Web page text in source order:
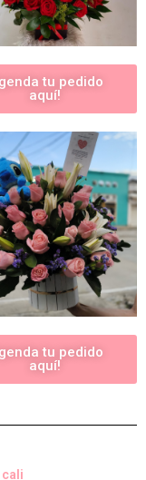
tu pedido
aquí!
tu pedido
aquí!